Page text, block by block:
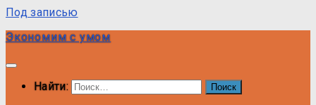
Под записью
Экономим с умом
Найти: